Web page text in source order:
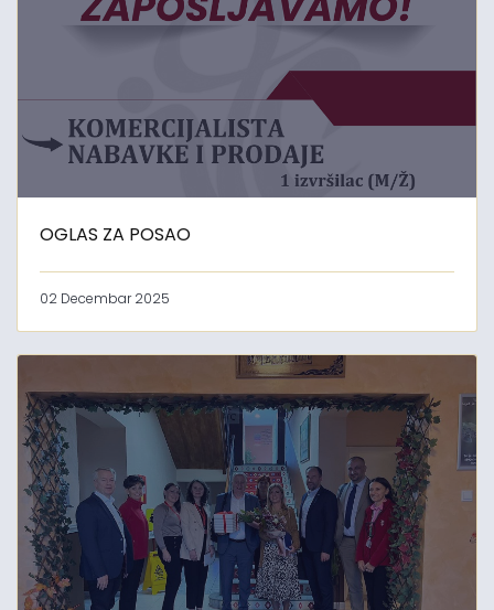
OGLAS ZA POSAO
02 Decembar 2025